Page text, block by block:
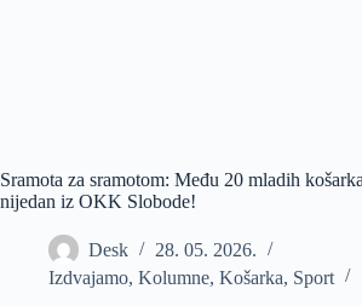
Sramota za sramotom: Među 20 mladih
nijedan iz OKK Slobode!
Desk
28. 05. 2026.
Izdvajamo, Kolumne, Košarka, Sport